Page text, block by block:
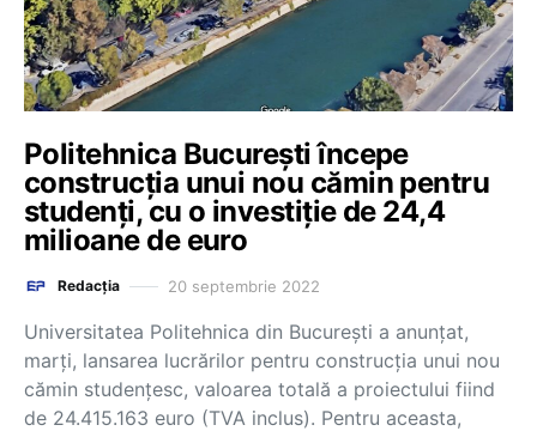
Politehnica București începe
construcția unui nou cămin pentru
studenți, cu o investiție de 24,4
milioane de euro
Redacția 20 septembrie 2022
Universitatea Politehnica din București a anunțat,
marți, lansarea lucrărilor pentru construcția unui nou
cămin studențesc, valoarea totală a proiectului fiind
de 24.415.163 euro (TVA inclus). Pentru aceasta,